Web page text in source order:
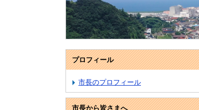
プロフィール
市長のプロフィール
市長から皆さまへ